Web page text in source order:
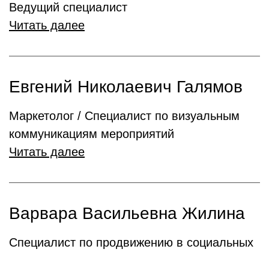
Ведущий специалист
Читать далее
Евгений Николаевич Галямов
Маркетолог / Специалист по визуальным
коммуникациям мероприятий
Читать далее
Варвара Васильевна Жилина
Специалист по продвижению в социальных